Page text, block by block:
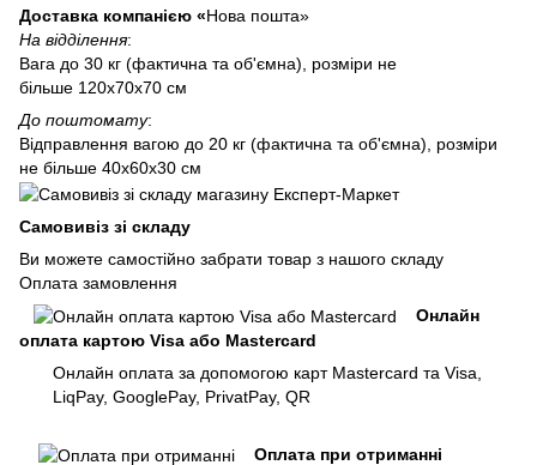
Доставка компанією «Нова пошта»
На відділення:
Вага до 30 кг (фактична та об'ємна), розміри не
більше 120х70х70 см
До поштомату:
Відправлення вагою до 20 кг (фактична та об'ємна), розміри
не більше 40х60х30 см
Самовивіз зі складу
Ви можете самостійно забрати товар з нашого складу
Оплата замовлення
Онлайн
оплата картою Visa або Mastercard
Онлайн оплата за допомогою карт Mastercard та Visa,
LiqPay, GooglePay, PrivatPay, QR
Оплата при отриманні